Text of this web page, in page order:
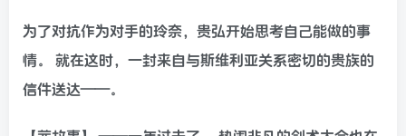
为了对抗作为对手的玲奈，贵弘开始思考自己能做的事
情。 就在这时，一封来自与斯维利亚关系密切的贵族的
信件送达——。